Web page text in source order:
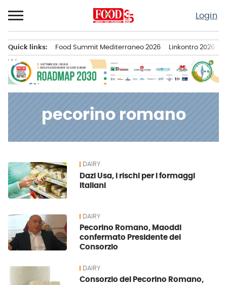
al
contenuto
Login
principale
Quick links: Food Summit Mediterraneo 2026 Linkontro 2026
pecorino romano
News DAIRY
Dazi Usa, i rischi per i formaggi
italiani
DAIRY
Pecorino Romano, Maoddi
confermato Presidente del
Consorzio
DAIRY
Consorzio del Pecorino Romano,